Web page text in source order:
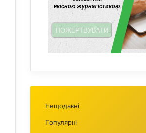
Нещодавні
Популярні